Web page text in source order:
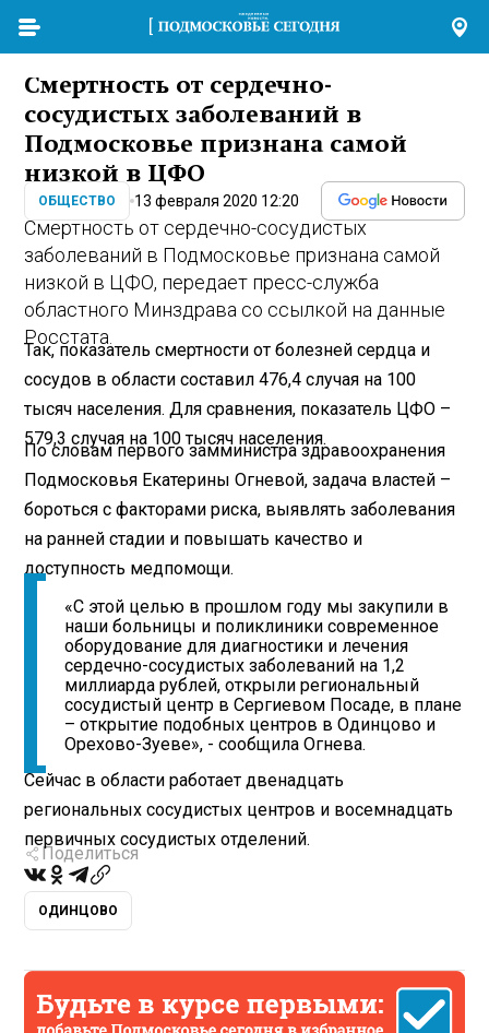
Смертность от сердечно-
сосудистых заболеваний в
Подмосковье признана самой
низкой в ЦФО
ОБЩЕСТВО 13 февраля 2020 12:20
Смертность от сердечно-сосудистых
заболеваний в Подмосковье признана самой
низкой в ЦФО, передает пресс-служба
областного Минздрава со ссылкой на данные
Росстата.
Так, показатель смертности от болезней сердца и
сосудов в области составил 476,4 случая на 100
тысяч населения. Для сравнения, показатель ЦФО –
579,3 случая на 100 тысяч населения.
По словам первого замминистра здравоохранения
Подмосковья Екатерины Огневой, задача властей –
бороться с факторами риска, выявлять заболевания
на ранней стадии и повышать качество и
доступность медпомощи.
«С этой целью в прошлом году мы закупили в
наши больницы и поликлиники современное
оборудование для диагностики и лечения
сердечно-сосудистых заболеваний на 1,2
миллиарда рублей, открыли региональный
сосудистый центр в Сергиевом Посаде, в плане
– открытие подобных центров в Одинцово и
Орехово-Зуеве», - сообщила Огнева.
Сейчас в области работает двенадцать
региональных сосудистых центров и восемнадцать
первичных сосудистых отделений.
Поделиться
ОДИНЦОВО